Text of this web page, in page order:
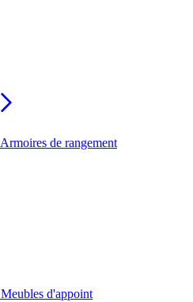
Armoires de rangement
Meubles d'appoint